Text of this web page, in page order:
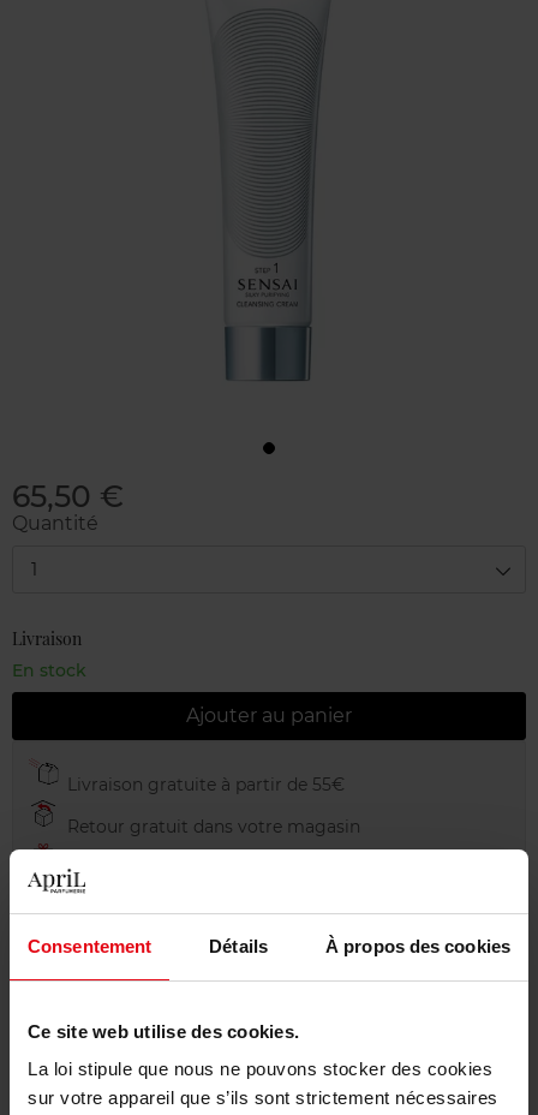
Consentement Détails À propos des cookies
Ce site web utilise des cookies.
La loi stipule que nous ne pouvons stocker des cookies
sur votre appareil que s’ils sont strictement nécessaires
65,50 €
Quantité
1
Livraison
En stock
Ajouter au panier
Livraison gratuite à partir de 55€
Retour gratuit dans votre magasin
Emballage cadeau offert
Conseil d'utilisation